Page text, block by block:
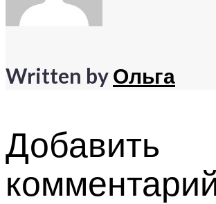
Written byОльга
Добавить